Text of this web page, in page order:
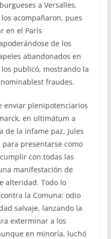
a Versalles,
acompañaron, pues
en el París
de los
abandonados en
publicó, mostrando la
fraudes.
enviar plenipotenciarios
en ultimátum a
de la infame paz, Jules
para presentarse como
con todas las
manifestación de
alteridad. Todo lo
la Comuna: odio
salvaje, lanzando la
exterminar a los
en minoría, luchó